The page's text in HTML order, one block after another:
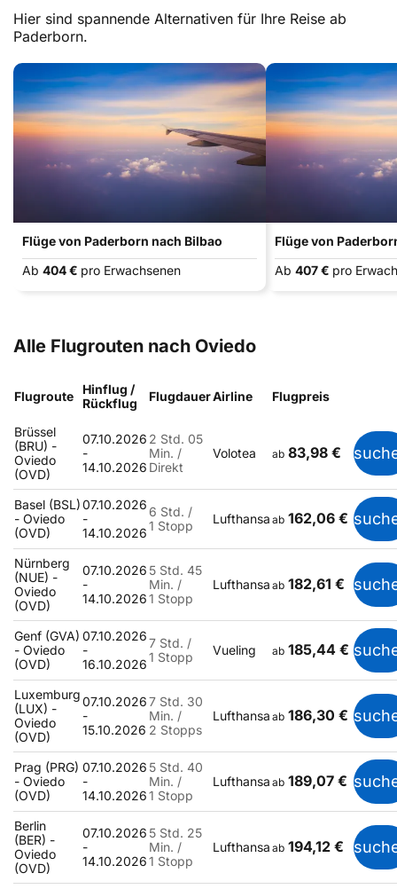
Hier sind spannende Alternativen für Ihre Reise ab
Paderborn.
Flüge von Paderborn nach Bilbao
Ab 404 € pro Erwachsenen
Flüge von
Ab 407 € pro
Alle Flugrouten nach Oviedo
Flugroute
Hinflug /
Rückflug
FlugdauerAirline Flugpreis
Brüssel
(BRU) -
Oviedo
(OVD)
07.10.2026
-
14.10.2026
2 Std. 05
Min. /
Direkt
Volotea ab 83,98 €
Basel (BSL)
- Oviedo
(OVD)
07.10.2026
-
14.10.2026
6 Std. /
1 Stopp
Lufthansa ab 162,06 €
Nürnberg
(NUE) -
Oviedo
(OVD)
07.10.2026
-
14.10.2026
5 Std. 45
Min. /
1 Stopp
Lufthansa ab 182,61 €
Genf (GVA)
- Oviedo
(OVD)
07.10.2026
-
16.10.2026
7 Std. /
1 Stopp
Vueling ab 185,44 €
Luxemburg
(LUX) -
Oviedo
(OVD)
07.10.2026
-
15.10.2026
7 Std. 30
Min. /
2 Stopps
Lufthansa ab 186,30 €
Prag (PRG)
- Oviedo
(OVD)
07.10.2026
-
14.10.2026
5 Std. 40
Min. /
1 Stopp
Lufthansa ab 189,07 €
Berlin
(BER) -
Oviedo
(OVD)
07.10.2026
-
14.10.2026
5 Std. 25
Min. /
1 Stopp
Lufthansa ab 194,12 €